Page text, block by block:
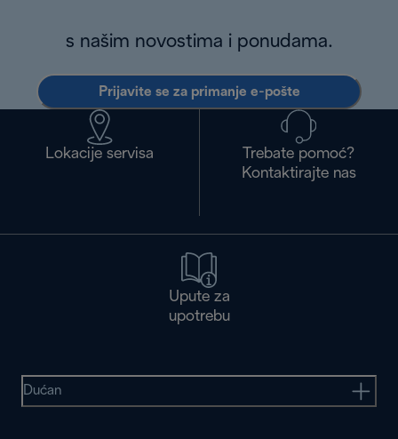
s našim novostima i ponudama.
Prijavite se za primanje e-pošte
Lokacije servisa
Trebate pomoć?
Kontaktirajte nas
Upute za
upotrebu
Dućan